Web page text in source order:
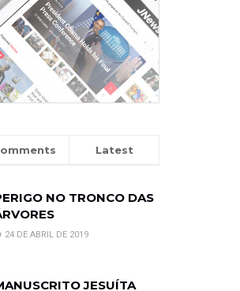
Latest
NO TRONCO DAS
24 DE ABRIL DE 2019
JESUÍTA